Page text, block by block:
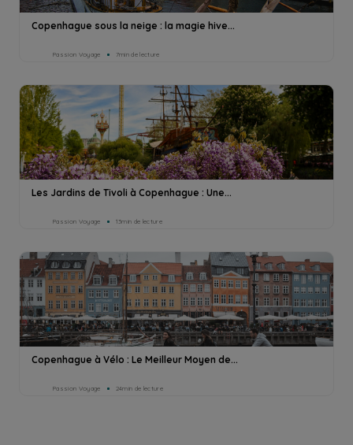
Copenhague sous la neige : la magie hive...
Passion Voyage 7min de lecture
Les Jardins de Tivoli à Copenhague : Une...
Passion Voyage 13min de lecture
Copenhague à Vélo : Le Meilleur Moyen de...
Passion Voyage 24min de lecture